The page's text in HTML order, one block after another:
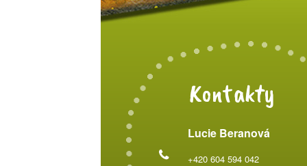
Kontakty
Lucie Beranová
+420 604 594 042